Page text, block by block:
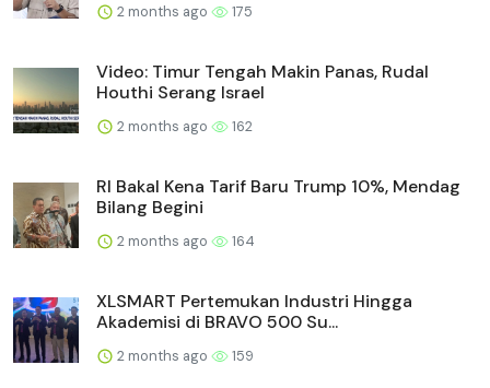
2 months ago 175
Video: Timur Tengah Makin Panas, Rudal
Houthi Serang Israel
2 months ago 162
RI Bakal Kena Tarif Baru Trump 10%, Mendag
Bilang Begini
2 months ago 164
XLSMART Pertemukan Industri Hingga
Akademisi di BRAVO 500 Su...
2 months ago 159